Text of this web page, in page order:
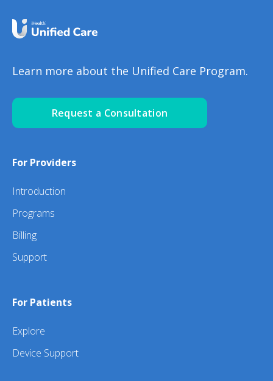
Learn more about the Unified Care Program.
Request a Consultation
For Providers
Introduction
Programs
Billing
Support
For Patients
Explore
Device Support